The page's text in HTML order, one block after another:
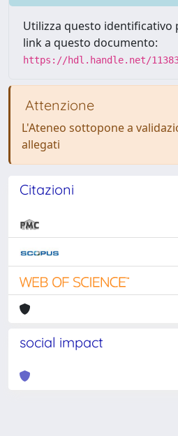
Utilizza questo identificativo
link a questo documento:
https://hdl.handle.net/
Attenzione
L'Ateneo sottopone a
allegati
Citazioni
social impact